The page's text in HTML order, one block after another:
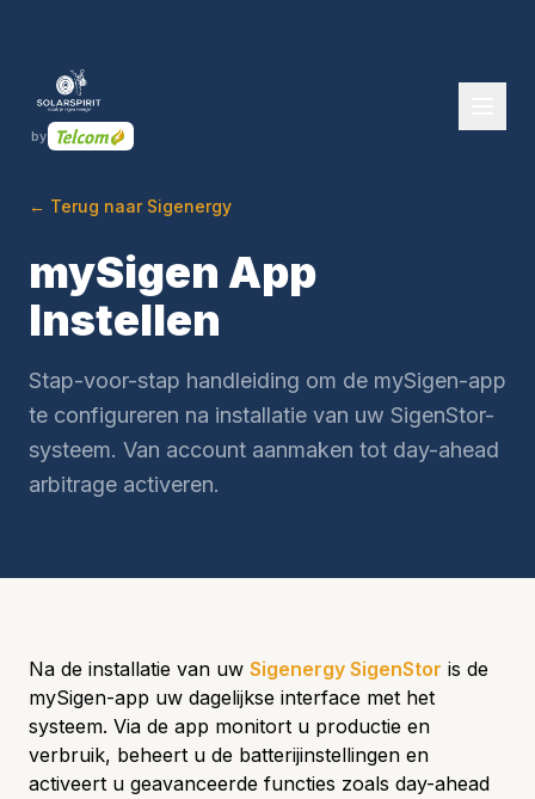
by
← Terug naar Sigenergy
mySigen App
Instellen
Stap-voor-stap handleiding om de mySigen-app
te configureren na installatie van uw SigenStor-
systeem. Van account aanmaken tot day-ahead
arbitrage activeren.
Na de installatie van uw Sigenergy SigenStor is de
mySigen-app uw dagelijkse interface met het
systeem. Via de app monitort u productie en
verbruik, beheert u de batterijinstellingen en
activeert u geavanceerde functies zoals day-ahead